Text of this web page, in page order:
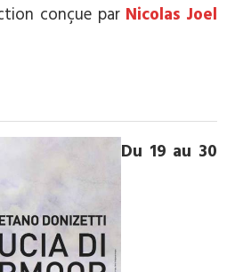
conçue par Nicolas Joel
Du 19 au 30